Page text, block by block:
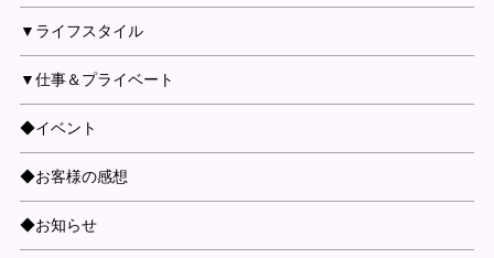
▼ライフスタイル
▼仕事＆プライベート
◆イベント
◆お客様の感想
◆お知らせ